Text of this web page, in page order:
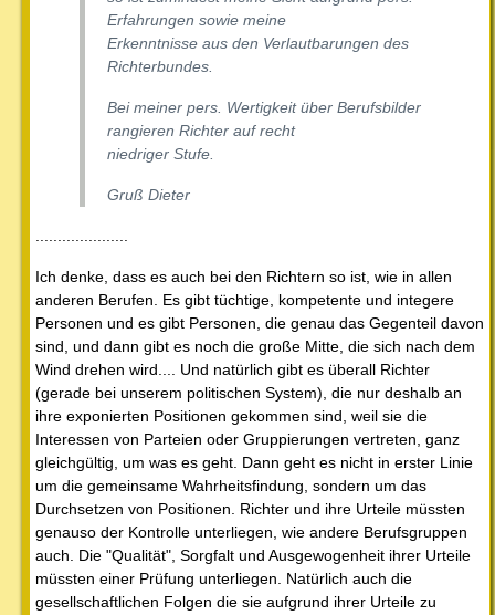
Erfahrungen sowie meine
Erkenntnisse aus den Verlautbarungen des
Richterbundes.
Bei meiner pers. Wertigkeit über Berufsbilder
rangieren Richter auf recht
niedriger Stufe.
Gruß Dieter
Ich denke, dass es auch bei den Richtern so ist, wie in allen
anderen Berufen. Es gibt tüchtige, kompetente und integere
Personen und es gibt Personen, die genau das Gegenteil davon
sind, und dann gibt es noch die große Mitte, die sich nach dem
Wind drehen wird.... Und natürlich gibt es überall Richter
(gerade bei unserem politischen System), die nur deshalb an
ihre exponierten Positionen gekommen sind, weil sie die
Interessen von Parteien oder Gruppierungen vertreten, ganz
gleichgültig, um was es geht. Dann geht es nicht in erster Linie
um die gemeinsame Wahrheitsfindung, sondern um das
Durchsetzen von Positionen. Richter und ihre Urteile müssten
genauso der Kontrolle unterliegen, wie andere Berufsgruppen
auch. Die "Qualität", Sorgfalt und Ausgewogenheit ihrer Urteile
müssten einer Prüfung unterliegen. Natürlich auch die
gesellschaftlichen Folgen die sie aufgrund ihrer Urteile zu